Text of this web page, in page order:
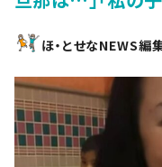
ほ・とせなNEWS編